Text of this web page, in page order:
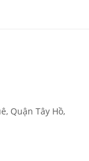
Quận Tây Hồ,